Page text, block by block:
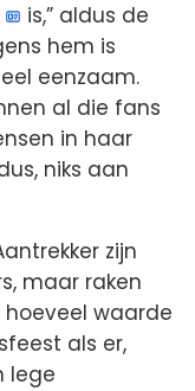
is,” aldus de
hem is
eenzaam.
al die fans
in haar
niks aan
zijn
maar raken
waarde
als er,
lege